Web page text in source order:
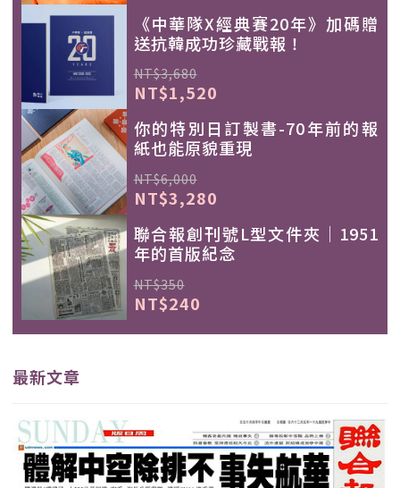
《中華隊X經典賽20年》加碼贈
送抗韓成功珍藏戰報！
NT$3,680
NT$1,520
你的特別日訂製書-70年前的報
紙也能原貌重現
NT$6,000
NT$3,280
聯合報創刊號L型文件夾｜1951
年的首版紀念
NT$350
NT$240
最新文章